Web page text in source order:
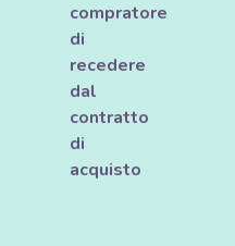
compratore
di
recedere
dal
contratto
di
acquisto